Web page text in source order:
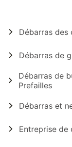
Débarras des
Débarras de
Débarras de
Prefailles
Débarras et
Entreprise de